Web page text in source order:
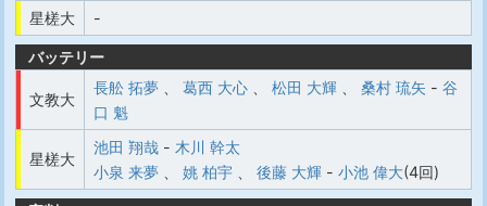
星槎大
-
バッテリー
文教大
長舩 拓夢 葛西 大心 松田 大輝 桑村 琉矢 - 谷
口 魁
星槎大
池田 翔哉 - 木川 幹太
小泉 来夢
姚 柏宇 後藤 大輝 - 小池 偉大(4回)